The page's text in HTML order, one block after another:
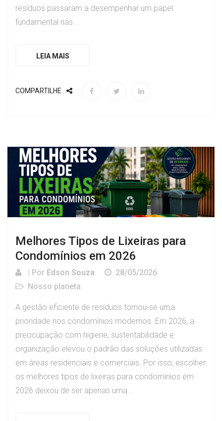
resíduos passaram a desempenhar um papel
fundamental nas...
LEIA MAIS
COMPARTILHE
Melhores Tipos de Lixeiras para
Condomínios em 2026
| Por Edson Souza
28/05/2026
Nosso planeta
A gestão eficiente de resíduos tornou-se uma
prioridade nos condomínios modernos. Em 2026, a
preocupação com higiene, sustentabilidade e
organização elevou o padrão das soluções utilizadas
em áreas residenciais e comerciais. Por isso, escolher
os melhores tipos de lixeiras para condomínios em
2026 deixou de ser apenas uma...